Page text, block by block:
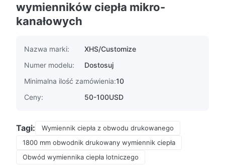
wymienników ciepła mikro-
kanałowych
Nazwa marki:
XHS/Customize
Numer modelu:
Dostosuj
Minimalna ilość zamówienia:10
Ceny:
50-100USD
Tagi:
Wymiennik ciepła z obwodu drukowanego
1800 mm obwodnik drukowany wymiennik ciepła
Obwód wymiennika ciepła lotniczego